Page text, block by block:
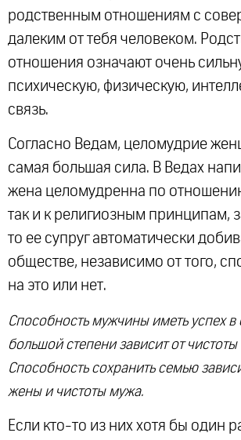
родственным отношениям с
далеким от тебя человеком.
отношения означают очень
психическую, физическую,
связь.
Согласно Ведам, целомудрие
самая большая сила. В Ведах
жена целомудренна по
так и к религиозным принципам,
то ее супруг автоматически
обществе, независимо от того,
на это или нет.
Способность мужчины иметь успех в
большой степени зависит от
Способность сохранить семью
жены и чистоты мужа.
Если кто-то из них хотя бы один